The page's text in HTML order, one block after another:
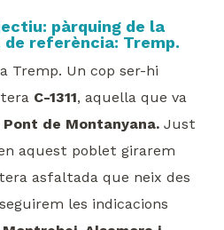
pàrquing de la
referència: Tremp.
Tremp. Un cop ser-hi
C-1311, aquella que va
Pont de Montanyana. Just
aquest poblet girarem
asfaltada que neix des
les indicacions